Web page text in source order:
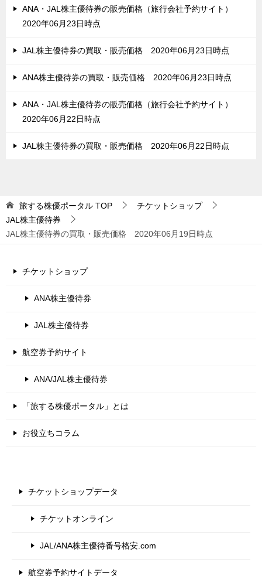
ANA・JAL株主優待券の販売価格（旅行会社予約サイト）
2020年06月23日時点
JAL株主優待券の買取・販売価格 2020年06月23日時点
ANA株主優待券の買取・販売価格 2020年06月23日時点
ANA・JAL株主優待券の販売価格（旅行会社予約サイト）
2020年06月22日時点
JAL株主優待券の買取・販売価格 2020年06月22日時点
旅する株優ポータル TOP
チケットショップ
JAL株主優待券
JAL株主優待券の買取・販売価格 2020年06月19日時点
チケットショップ
ANA株主優待券
JAL株主優待券
航空券予約サイト
ANA/JAL株主優待券
「旅する株優ポータル」とは
お役立ちコラム
チケットショップデータ
チケットオンライン
JAL/ANA株主優待番号格安.com
航空券予約サイトデータ